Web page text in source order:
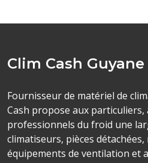
Clim Cash Guyane
Fournisseur de matériel de
Cash propose aux
professionnels du froid une
climatiseurs, pièces
équipements de ventilation et